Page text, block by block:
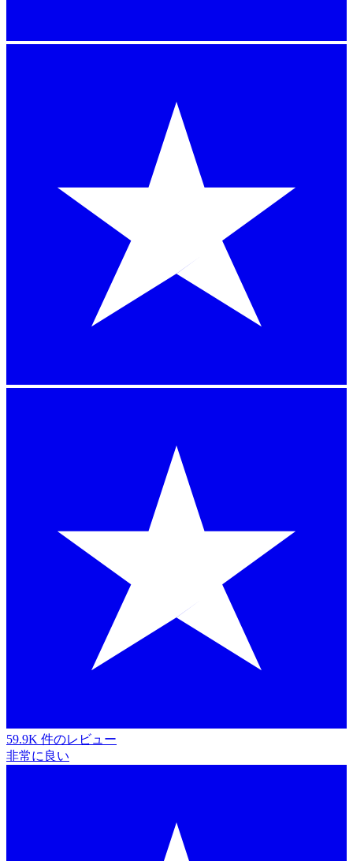
59.9K 件のレビュー
非常に良い